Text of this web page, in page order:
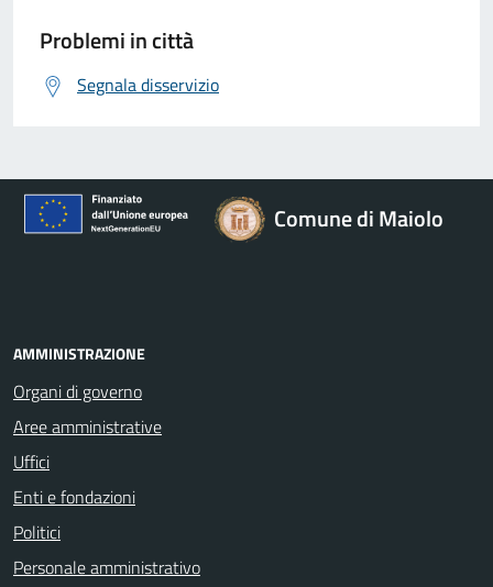
Problemi in città
Segnala disservizio
Comune di Maiolo
AMMINISTRAZIONE
Organi di governo
Aree amministrative
Uffici
Enti e fondazioni
Politici
Personale amministrativo